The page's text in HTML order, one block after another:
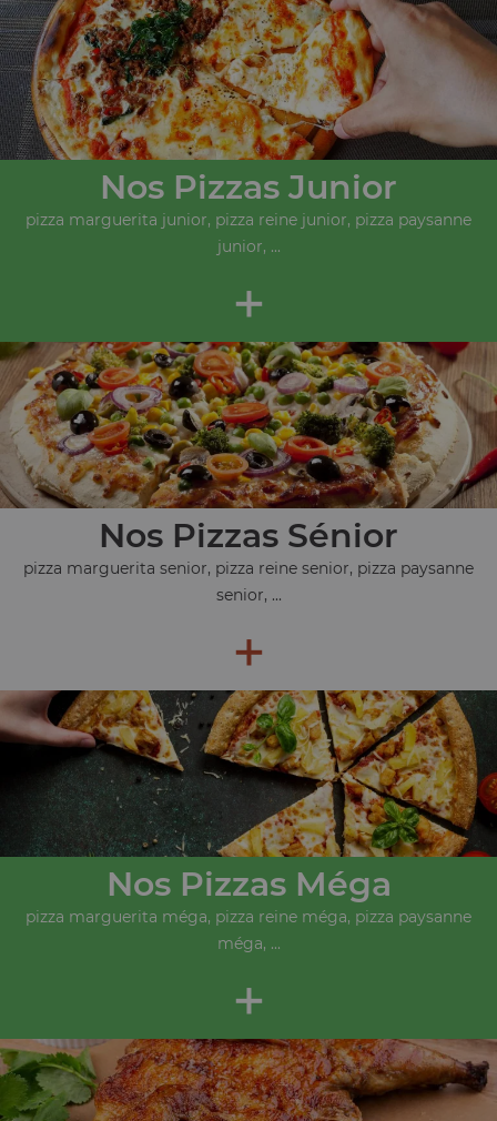
Nos Pizzas Junior
pizza marguerita junior, pizza reine junior, pizza paysanne
junior, ...
+
Nos Pizzas Sénior
pizza marguerita senior, pizza reine senior, pizza paysanne
senior, ...
+
Nos Pizzas Méga
pizza marguerita méga, pizza reine méga, pizza paysanne
méga, ...
+